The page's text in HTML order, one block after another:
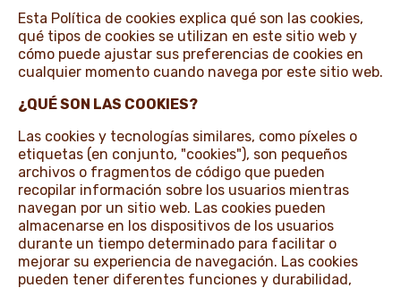
PLANETA
CARRERAS
NOTICIAS Y HISTORIAS
Esta Política de cookies explica qué son las cookies,
qué tipos de cookies se utilizan en este sitio web y
cómo puede ajustar sus preferencias de cookies en
cualquier momento cuando navega por este sitio web.
¿QUÉ SON LAS COOKIES?
Las cookies y tecnologías similares, como píxeles o
etiquetas (en conjunto, "cookies"), son pequeños
archivos o fragmentos de código que pueden
recopilar información sobre los usuarios mientras
navegan por un sitio web. Las cookies pueden
almacenarse en los dispositivos de los usuarios
durante un tiempo determinado para facilitar o
mejorar su experiencia de navegación. Las cookies
pueden tener diferentes funciones y durabilidad,